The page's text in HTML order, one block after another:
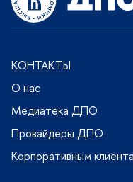
КОНТАКТЫ
О нас
Медиатека ДПО
Провайдеры ДПО
Корпоративным